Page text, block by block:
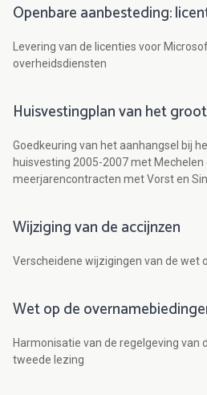
Openbare aanbesteding:
Levering van de licenties voor
overheidsdiensten
Huisvestingplan van het
Goedkeuring van het aanhangsel bij
huisvesting 2005-2007 met Mechelen
meerjarencontracten met Vorst en
Wijziging van de accijnzen
Verscheidene wijzigingen van de wet
Wet op de
Harmonisatie van de regelgeving van
tweede lezing